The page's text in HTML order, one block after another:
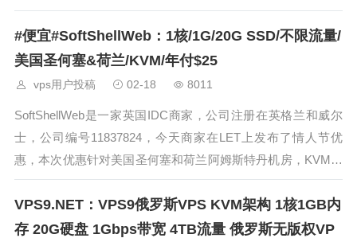
列的高性能CPU，提供1Gbps的带宽不限制流量，价格也非常
便宜，当然到国内的速度肯定比较差，有做欧洲业务或是跑流
量的朋友可
#便宜#SoftShellWeb：1核/1G/20G SSD/不限流量/
美国圣何塞&荷兰/KVM/年付$25
vps用户投稿 02-18 8011
SoftShellWeb是一家英国IDC商家，公司注册在英格兰和威尔
士，公司编号11837824，今天商家在LET上发布了情人节优
惠，本次优惠针对美国圣何塞和荷兰阿姆斯特丹机房，KVM虚
拟架构，圣何塞为亚洲优化线路，带10G的DDOS防御，阿姆
斯特丹的DDOS防御可达500G，目前1核/1G的套餐年
VPS9.NET：VPS9俄罗斯VPS KVM架构 1核1GB内
存 20G硬盘 1Gbps带宽 4TB流量 俄罗斯无版权VP